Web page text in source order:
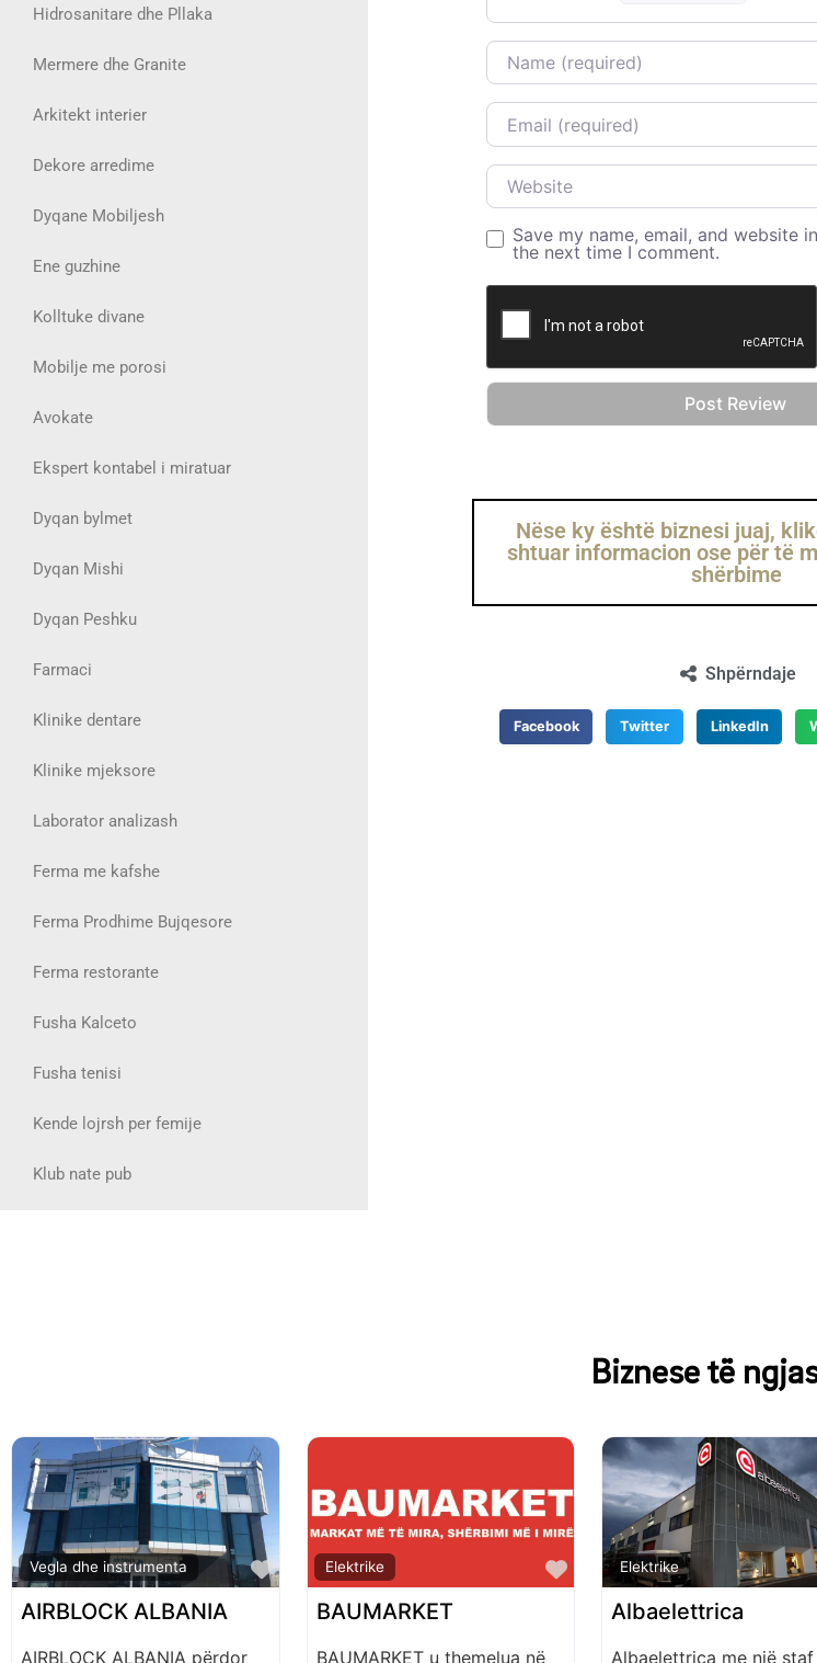
Hidrosanitare dhe Pllaka
Mermere dhe Granite
Arkitekt interier
Dekore arredime
Dyqane Mobiljesh
Ene guzhine
Kolltuke divane
Mobilje me porosi
Avokate
Ekspert kontabel i miratuar
Dyqan bylmet
Dyqan Mishi
Dyqan Peshku
Farmaci
Klinike dentare
Klinike mjeksore
Laborator analizash
Ferma me kafshe
Ferma Prodhime Bujqesore
Ferma restorante
Fusha Kalceto
Fusha tenisi
Kende lojrsh per femije
Klub nate pub
Name
Email
Website
Save my name, email, and website
the next time I comment.
Nëse ky është biznesi juaj,
shtuar informacion ose për të
shërbime
Shpërndaje
Facebook Twitter LinkedIn
Biznese të
Vegla dhe instrumenta
Favorite
AIRBLOCK ALBANIA
AIRBLOCK ALBANIA përdor
Elektrike
Favorite
BAUMARKET
BAUMARKET u themelua në
Elektrike
Albaelettrica
Albaelettrica me një